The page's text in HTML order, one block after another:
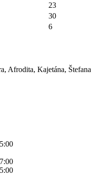
23
30
6
Afrodita, Kajetána, Štefana